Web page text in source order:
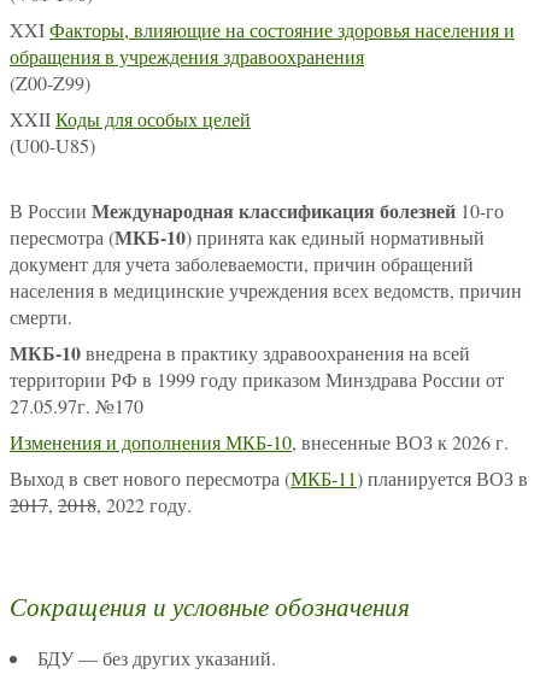
XXIФакторы, влияющие на состояние здоровья населения и
обращения в учреждения здравоохранения
(Z00-Z99)
XXIIКоды для особых целей
(U00-U85)
В России Международная классификация болезней 10-го
пересмотра (МКБ-10) принята как единый нормативный
документ для учета заболеваемости, причин обращений
населения в медицинские учреждения всех ведомств, причин
смерти.
МКБ-10внедрена в практику здравоохранения на всей
территории РФ в 1999 году приказом Минздрава России от
27.05.97г. №170
Изменения и дополнения МКБ-10, внесенные ВОЗ к 2026 г.
Выход в свет нового пересмотра (МКБ-11) планируется ВОЗ в
2017, 2018, 2022 году.
Сокращения и условные обозначения
БДУ — без других указаний.